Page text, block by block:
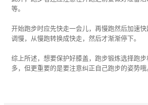
等。
开始跑步时应先快走一会儿，再慢跑然后加速
调慢，从慢跑转换成快走，然后才渐渐停下。
综上所述，想要保护好膝盖，跑步锻炼选择跑
多，但更重要的是要注意纠正自己跑步的姿势哦